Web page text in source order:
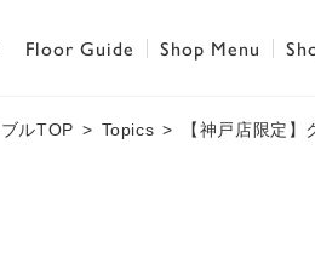
Floor Guide Shop Menu
ルTOP Topics 【神戸店限定